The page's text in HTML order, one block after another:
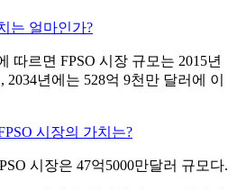
는 얼마인가?
따르면 FPSO 시장 규모는 2015년
년에는 528억 9천만 달러에 이
시장의 가치는?
시장은 47억5000만달러 규모다.